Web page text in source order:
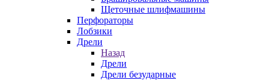
Щеточные шлифмашины
Перфораторы
Лобзики
Дрели
Назад
Дрели
Дрели безударные